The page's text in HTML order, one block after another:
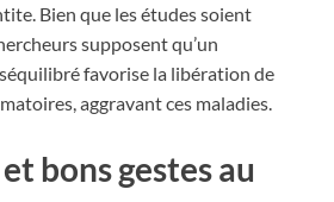
Bien que les études soient
supposent qu’un
favorise la libération de
aggravant ces maladies.
bons gestes au